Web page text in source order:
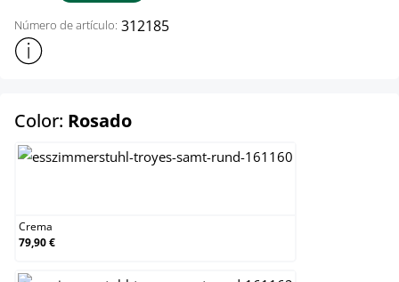
Número de artículo: 312185
Mostrar más información sobre el producto
Color: Rosadoselect
Crema
79,90 €